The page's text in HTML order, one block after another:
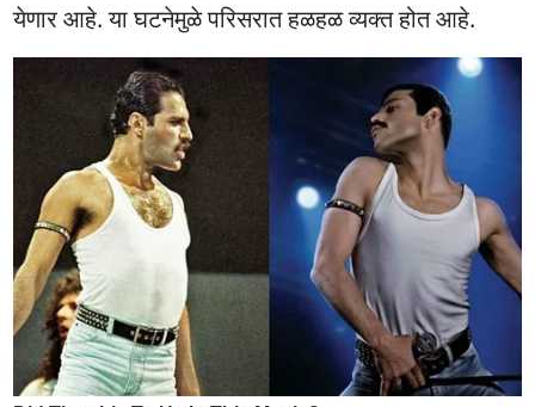
येणार आहे. या घटनेमुळे परिसरात हळहळ व्यक्त होत आहे.